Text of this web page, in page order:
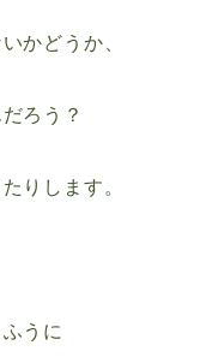
かどうか、
ろう？
りします。
うに